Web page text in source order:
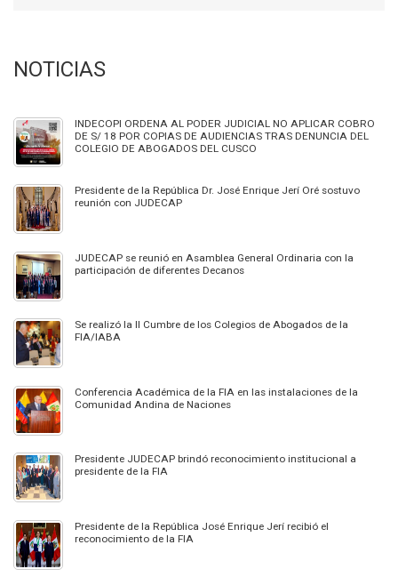
NOTICIAS
INDECOPI ORDENA AL PODER JUDICIAL NO APLICAR COBRO
DE S/ 18 POR COPIAS DE AUDIENCIAS TRAS DENUNCIA DEL
COLEGIO DE ABOGADOS DEL CUSCO
Presidente de la República Dr. José Enrique Jerí Oré sostuvo
reunión con JUDECAP
JUDECAP se reunió en Asamblea General Ordinaria con la
participación de diferentes Decanos
Se realizó la II Cumbre de los Colegios de Abogados de la
FIA/IABA
Conferencia Académica de la FIA en las instalaciones de la
Comunidad Andina de Naciones
Presidente JUDECAP brindó reconocimiento institucional a
presidente de la FIA
Presidente de la República José Enrique Jerí recibió el
reconocimiento de la FIA